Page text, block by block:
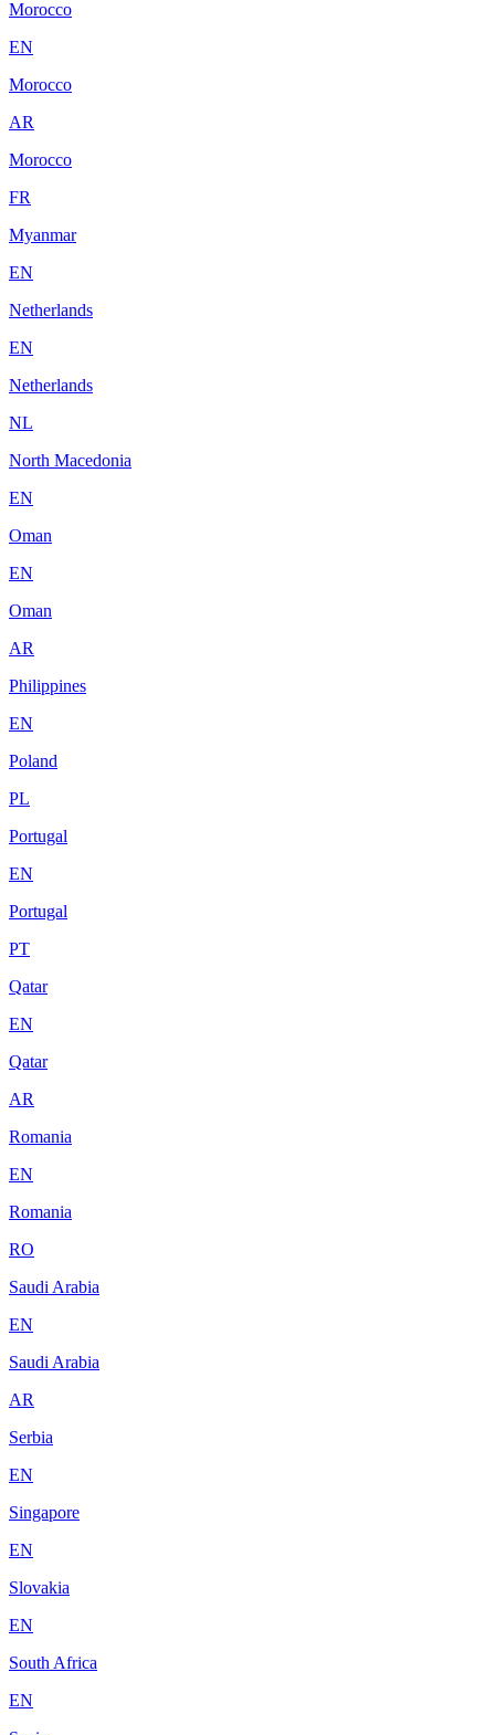
Morocco
EN
Morocco
AR
Morocco
FR
Myanmar
EN
Netherlands
EN
Netherlands
NL
North Macedonia
EN
Oman
EN
Oman
AR
Philippines
EN
Poland
PL
Portugal
EN
Portugal
PT
Qatar
EN
Qatar
AR
Romania
EN
Romania
RO
Saudi Arabia
EN
Saudi Arabia
AR
Serbia
EN
Singapore
EN
Slovakia
EN
South Africa
EN